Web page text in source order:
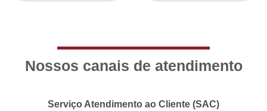
Nossos canais de atendimento
Serviço Atendimento ao Cliente (SAC)